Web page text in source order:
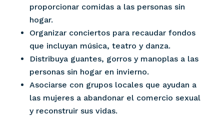
proporcionar comidas a las personas sin
hogar.
Organizar conciertos para recaudar fondos
que incluyan música, teatro y danza.
Distribuya guantes, gorros y manoplas a las
personas sin hogar en invierno.
Asociarse con grupos locales que ayudan a
las mujeres a abandonar el comercio sexual
y reconstruir sus vidas.